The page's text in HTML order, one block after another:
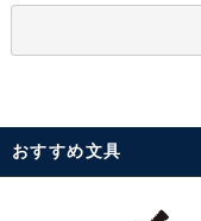
おすすめ文具